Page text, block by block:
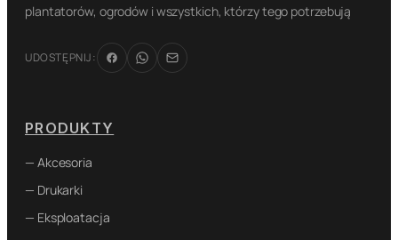
plantatorów, ogrodów i wszystkich, którzy tego potrzebują
UDOSTĘPNIJ:
PRODUKTY
— Akcesoria
— Drukarki
— Eksploatacja